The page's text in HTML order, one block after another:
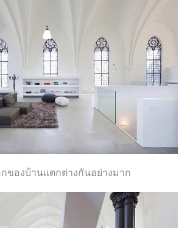
ของบ้านแตกต่างกันอย่างมาก